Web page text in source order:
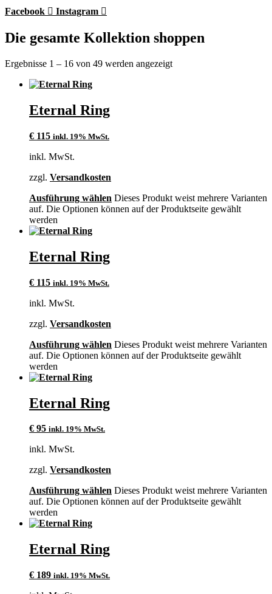
Facebook Instagram
Die gesamte Kollektion shoppen
Ergebnisse 1 – 16 von 49 werden angezeigt
Eternal Ring
€ 115 inkl. 19% MwSt.
inkl. MwSt.
zzgl. Versandkosten
Ausführung wählen Dieses Produkt weist mehrere Varianten
auf. Die Optionen können auf der Produktseite gewählt
werden
Eternal Ring
€ 115 inkl. 19% MwSt.
inkl. MwSt.
zzgl. Versandkosten
Ausführung wählen Dieses Produkt weist mehrere Varianten
auf. Die Optionen können auf der Produktseite gewählt
werden
Eternal Ring
€ 95 inkl. 19% MwSt.
inkl. MwSt.
zzgl. Versandkosten
Ausführung wählen Dieses Produkt weist mehrere Varianten
auf. Die Optionen können auf der Produktseite gewählt
werden
Eternal Ring
€ 189 inkl. 19% MwSt.